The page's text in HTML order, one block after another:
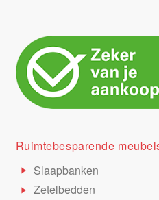
Ruimtebesparende
Slaapbanken
Zetelbedden